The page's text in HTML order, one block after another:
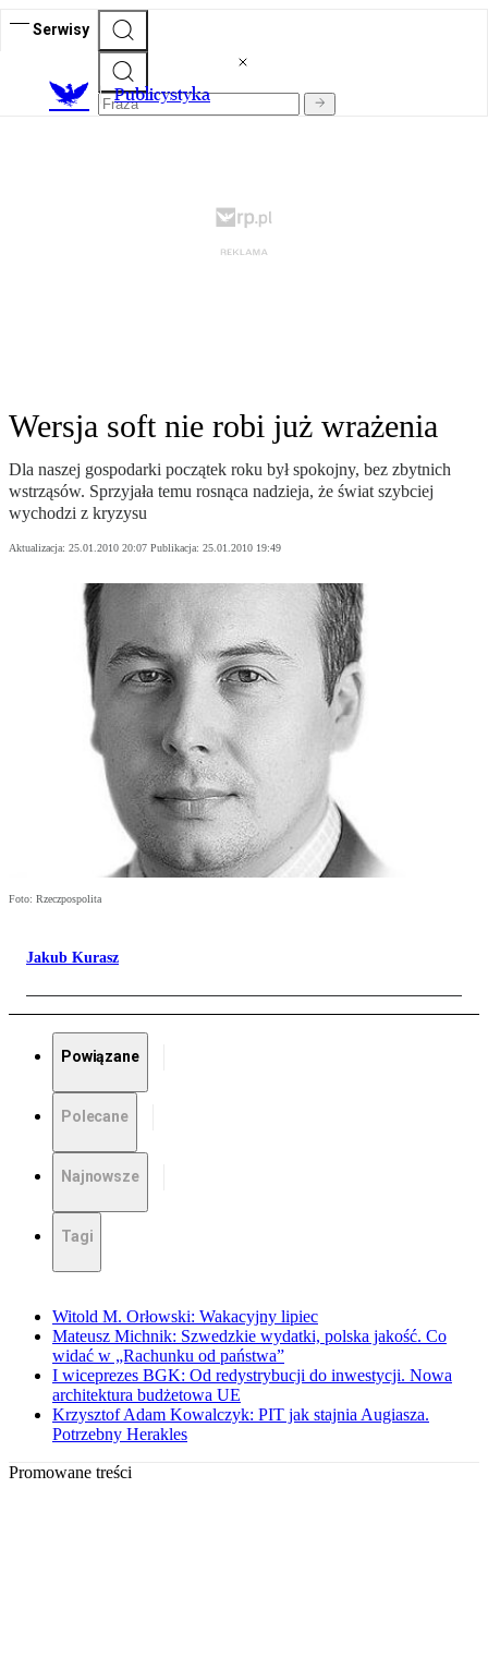
Serwisy
Publicystyka
Wersja soft nie robi już wrażenia
Dla naszej gospodarki początek roku był spokojny, bez zbytnich
wstrząsów. Sprzyjała temu rosnąca nadzieja, że świat szybciej
wychodzi z kryzysu
Aktualizacja: 25.01.2010 20:07 Publikacja: 25.01.2010 19:49
Foto: Rzeczpospolita
Jakub Kurasz
Powiązane
Polecane
Najnowsze
Tagi
Witold M. Orłowski: Wakacyjny lipiec
Mateusz Michnik: Szwedzkie wydatki, polska jakość. Co
widać w „Rachunku od państwa”
I wiceprezes BGK: Od redystrybucji do inwestycji. Nowa
architektura budżetowa UE
Krzysztof Adam Kowalczyk: PIT jak stajnia Augiasza.
Potrzebny Herakles
Promowane treści